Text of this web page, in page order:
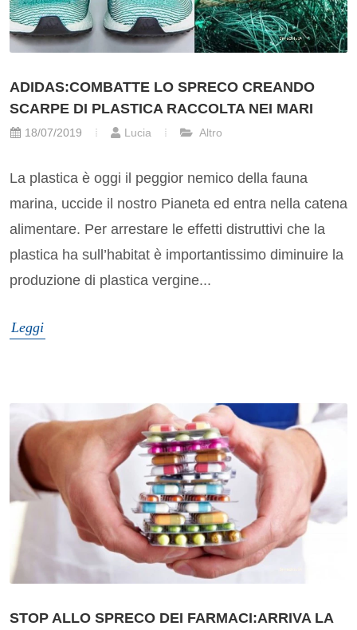
ADIDAS:COMBATTE LO SPRECO CREANDO
SCARPE DI PLASTICA RACCOLTA NEI MARI
18/07/2019 Lucia Altro
La plastica è oggi il peggior nemico della fauna
marina, uccide il nostro Pianeta ed entra nella catena
alimentare. Per arrestare le effetti distruttivi che la
plastica ha sull’habitat è importantissimo diminuire la
produzione di plastica vergine...
Leggi
STOP ALLO SPRECO DEI FARMACI:ARRIVA LA